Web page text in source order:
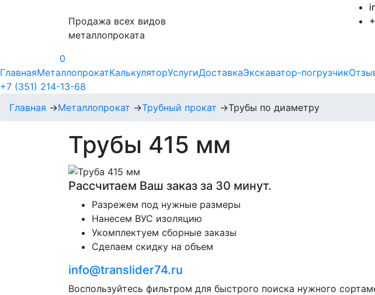
Продажа всех видов
металлопроката
0
ГлавнаяМеталлопрокатКалькуляторУслугиДоставкаЭкскаватор-погрузчик
+7 (351) 214-13-68
Главная →Металлопрокат →Трубный прокат →Трубы по диаметру
Трубы 415 мм
Рассчитаем Ваш заказ за 30 минут.
Разрежем под нужные размеры
Нанесем ВУС изоляцию
Укомплектуем сборные заказы
Сделаем скидку на объем
info@translider74.ru
Воспользуйтесь фильтром для быстрого поиска нужного